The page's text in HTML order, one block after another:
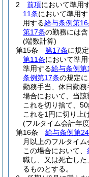
2
前項において準用
11条において準用す
用する給与条例第16
第17条の勤務には含
(端数計算)
第15条
第17条に規
第11条において準
準用する給与条例第
条例第17条の規定
勤務手当、休日勤
場合において、当
これを切り捨て、
これを1円に切り上
(フルタイム会計年
第16条
給与条例第
月以上のフルタイ
この場合において、
職し、又は死亡した
るものとする。